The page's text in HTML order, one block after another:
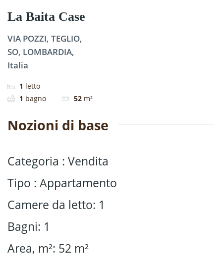
La Baita Case
VIA POZZI, TEGLIO,
SO, LOMBARDIA,
Italia
1 letto
1 bagno 52 m²
Nozioni di base
Categoria : Vendita
Tipo : Appartamento
Camere da letto: 1
Bagni: 1
Area, m²: 52 m²